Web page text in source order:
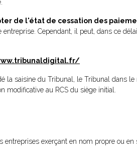
de l'état de cessation des
Cependant, il peut, dans ce
la saisine du Tribunal, le Tribunal dans
au RCS du siège initial.
exerçant en nom propre ou en